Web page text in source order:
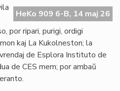
tuj
HeKo 909 6-B, 14 maj 26
por ripari, purigi, ordigi
kaj La Kukolneston; la
de Esplora Instituto de
de CES mem; por ambaŭ